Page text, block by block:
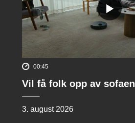
00:45
Vil få folk opp av sofaen
3. august 2026